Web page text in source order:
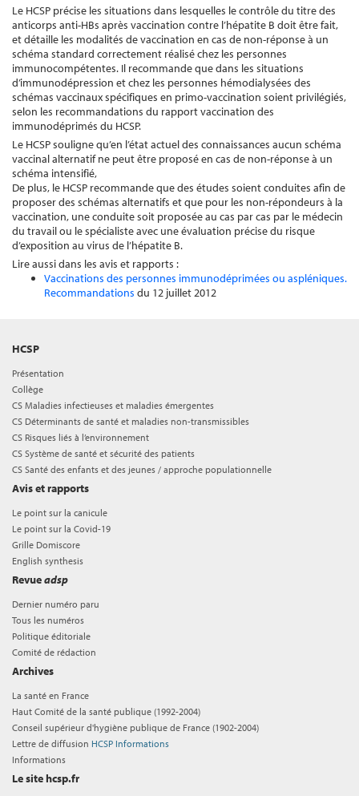
Le HCSP précise les situations dans lesquelles le contrôle du titre des
anticorps anti-HBs après vaccination contre l’hépatite B doit être fait,
et détaille les modalités de vaccination en cas de non-réponse à un
schéma standard correctement réalisé chez les personnes
immunocompétentes. Il recommande que dans les situations
d’immunodépression et chez les personnes hémodialysées des
schémas vaccinaux spécifiques en primo-vaccination soient privilégiés,
selon les recommandations du rapport vaccination des
immunodéprimés du HCSP.
Le HCSP souligne qu’en l’état actuel des connaissances aucun schéma
vaccinal alternatif ne peut être proposé en cas de non-réponse à un
schéma intensifié,
De plus, le HCSP recommande que des études soient conduites afin de
proposer des schémas alternatifs et que pour les non-répondeurs à la
vaccination, une conduite soit proposée au cas par cas par le médecin
du travail ou le spécialiste avec une évaluation précise du risque
d’exposition au virus de l’hépatite B.
Lire aussi dans les avis et rapports :
Vaccinations des personnes immunodéprimées ou aspléniques.
Recommandations du 12 juillet 2012
HCSP
Présentation
Collège
CS Maladies infectieuses et maladies émergentes
CS Déterminants de santé et maladies non-transmissibles
CS Risques liés à l’environnement
CS Système de santé et sécurité des patients
CS Santé des enfants et des jeunes / approche populationnelle
Avis et rapports
Le point sur la canicule
Le point sur la Covid-19
Grille Domiscore
English synthesis
Revueadsp
Dernier numéro paru
Tous les numéros
Politique éditoriale
Comité de rédaction
Archives
La santé en France
Haut Comité de la santé publique (1992-2004)
Conseil supérieur d'hygiène publique de France (1902-2004)
Lettre de diffusion HCSP Informations
Informations
Le site hcsp.fr